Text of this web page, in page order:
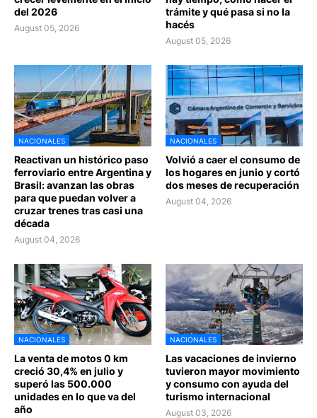
del 2026
August 05, 2026
trámite y qué pasa si no la
hacés
August 05, 2026
NACIONALES
Reactivan un histórico paso
ferroviario entre Argentina y
Brasil: avanzan las obras
para que puedan volver a
cruzar trenes tras casi una
década
August 04, 2026
NACIONALES
Volvió a caer el consumo de
los hogares en junio y cortó
dos meses de recuperación
August 04, 2026
NACIONALES
La venta de motos 0 km
creció 30,4% en julio y
superó las 500.000
unidades en lo que va del
año
NACIONALES
Las vacaciones de invierno
tuvieron mayor movimiento
y consumo con ayuda del
turismo internacional
August 03, 2026